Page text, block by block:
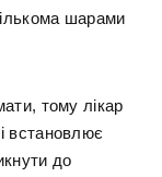
шарами
тому лікар
встановлює
до